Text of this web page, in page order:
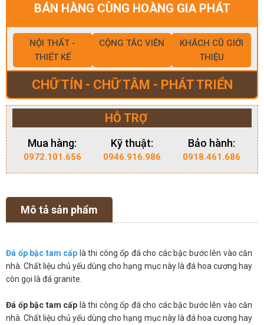
BÁN HÀNG CÙNG HOÀNG GIA PHÁT
NỘI THẤT -
THIẾT KẾ
CỘNG TÁC VIÊN
KHÁCH CŨ GIỚI
THIỆU
CHỮ TÍN - CHỮ TÂM - PHÁT TRIỂN
HỖ TRỢ
Mua hàng:
0972.101.656
Kỹ thuật:
0946.916.986
Bảo hành:
0918.461.686
Mô tả sản phẩm
Đá ốp bậc tam cấp là thi công ốp đá cho các bậc bước lên vào căn
nhà. Chất liệu chủ yếu dùng cho hạng mục này là đá hoa cương hay
còn gọi là đá granite.
Đá ốp bậc tam cấp là thi công ốp đá cho các bậc bước lên vào căn
nhà. Chất liệu chủ yếu dùng cho hạng mục này là đá hoa cương hay